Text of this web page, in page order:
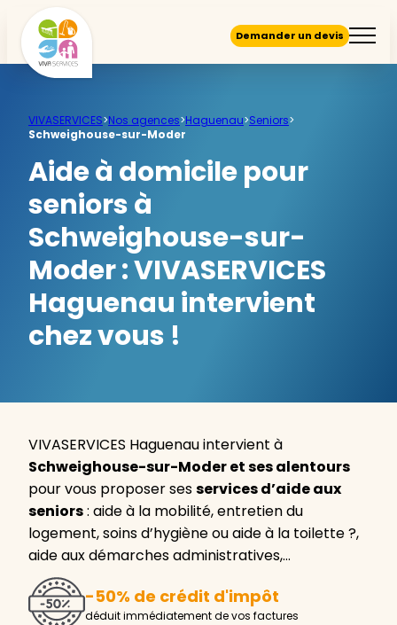
Demander un devis
VIVASERVICES>Nos agences>Haguenau>Seniors>
Schweighouse-sur-Moder
Aide à domicile pour
seniors à
Schweighouse-sur-
Moder :VIVASERVICES
Haguenau intervient
chez vous !
VIVASERVICES Haguenau intervient à
Schweighouse-sur-Moder et ses alentours
pour vous proposer sesservices d’aide aux
seniors: aide à la mobilité, entretien du
logement, soins d’hygiène ou aide à la toilette ?,
aide aux démarches administratives,…
-50% de crédit d'impôt
déduit immédiatement de vos factures